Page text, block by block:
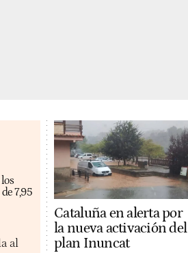
7,95
al
Cataluña en alerta por
la nueva activación del
plan Inuncat